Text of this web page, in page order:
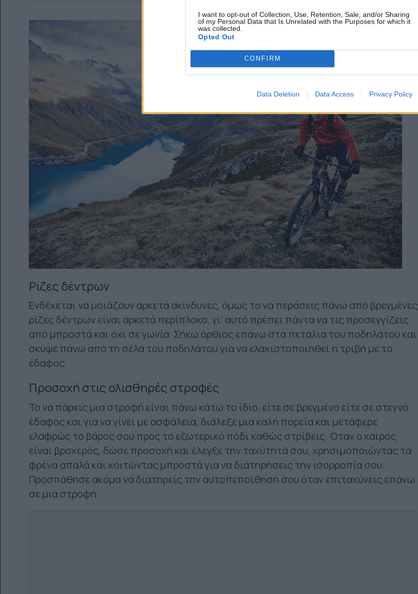
I want to opt-out of Collection, Use, Retention, Sale, and/or Sharing
of my Personal Data that Is Unrelated with the Purposes for which it
was collected.
Opted Out
CONFIRM
Data Deletion Data Access Privacy Policy
Ρίζες δέντρων
Ενδέχεται να μοιάζουν αρκετά ακίνδυνες, όμως το να περάσεις πάνω από βρεγμένες
ρίζες δέντρων είναι αρκετά περίπλοκο, γι’ αυτό πρέπει πάντα να τις προσεγγίζεις
από μπροστά και όχι σε γωνία. Σήκω όρθιος επάνω στα πετάλια του ποδηλάτου και
σκύψε πάνω από τη σέλα του ποδηλάτου για να ελαχιστοποιηθεί η τριβή με το
έδαφος.
Προσοχή στις ολισθηρές στροφές
Το να πάρεις μια στροφή είναι πάνω κάτω το ίδιο, είτε σε βρεγμένο είτε σε στεγνό
έδαφος και για να γίνει με ασφάλεια, διάλεξε μια καλή πορεία και μετάφερε
ελαφρώς το βάρος σου προς το εξωτερικό πόδι καθώς στρίβεις. Όταν ο καιρός
είναι βροχερός, δώσε προσοχή και έλεγξε την ταχύτητά σου, χρησιμοποιώντας τα
φρένα απαλά και κοιτώντας μπροστά για να διατηρήσεις την ισορροπία σου.
Προσπάθησε ακόμα να διατηρείς την αυτοπεποίθησή σου όταν επιταχύνεις επάνω
σε μια στροφή.